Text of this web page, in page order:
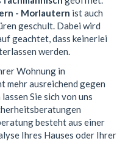
- Morlautern ist auch
geschult. Dabei wird
geachtet, dass keinerlei
werden.
Wohnung in
mehr ausreichend gegen
Sie sich von uns
besteht aus einer
Ihres Hauses oder Ihrer